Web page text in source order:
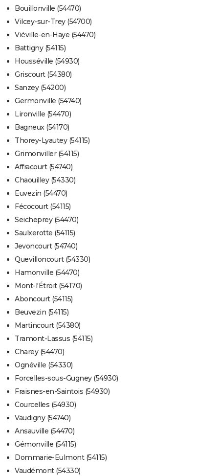
Bouillonville (54470)
Vilcey-sur-Trey (54700)
Viéville-en-Haye (54470)
Battigny (54115)
Housséville (54930)
Griscourt (54380)
Sanzey (54200)
Germonville (54740)
Lironville (54470)
Bagneux (54170)
Thorey-Lyautey (54115)
Grimonviller (54115)
Affracourt (54740)
Chaouilley (54330)
Euvezin (54470)
Fécocourt (54115)
Seicheprey (54470)
Saulxerotte (54115)
Jevoncourt (54740)
Quevilloncourt (54330)
Hamonville (54470)
Mont-l'Étroit (54170)
Aboncourt (54115)
Beuvezin (54115)
Martincourt (54380)
Tramont-Lassus (54115)
Charey (54470)
Ognéville (54330)
Forcelles-sous-Gugney (54930)
Fraisnes-en-Saintois (54930)
Courcelles (54930)
Vaudigny (54740)
Ansauville (54470)
Gémonville (54115)
Dommarie-Eulmont (54115)
Vaudémont (54330)